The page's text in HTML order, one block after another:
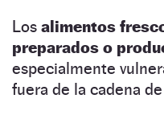
Los alimentos
preparados o
especialmente
fuera de la cadena de